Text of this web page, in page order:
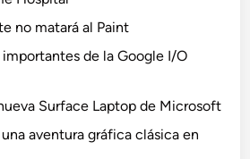
no matará al Paint
importantes de la Google I/O
Surface Laptop de Microsoft
aventura gráfica clásica en